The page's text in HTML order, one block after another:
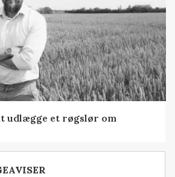
udlægge et røgslør om